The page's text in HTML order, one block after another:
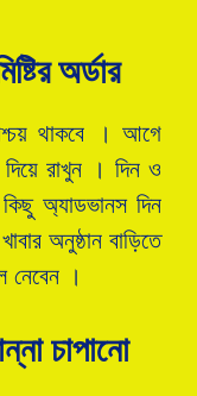
অর্ডার
থাকবে । আগে
রাখুন । দিন ও
অ্যাডভানস দিন
অনুষ্ঠান বাড়িতে
নেবেন ।
চাপানো